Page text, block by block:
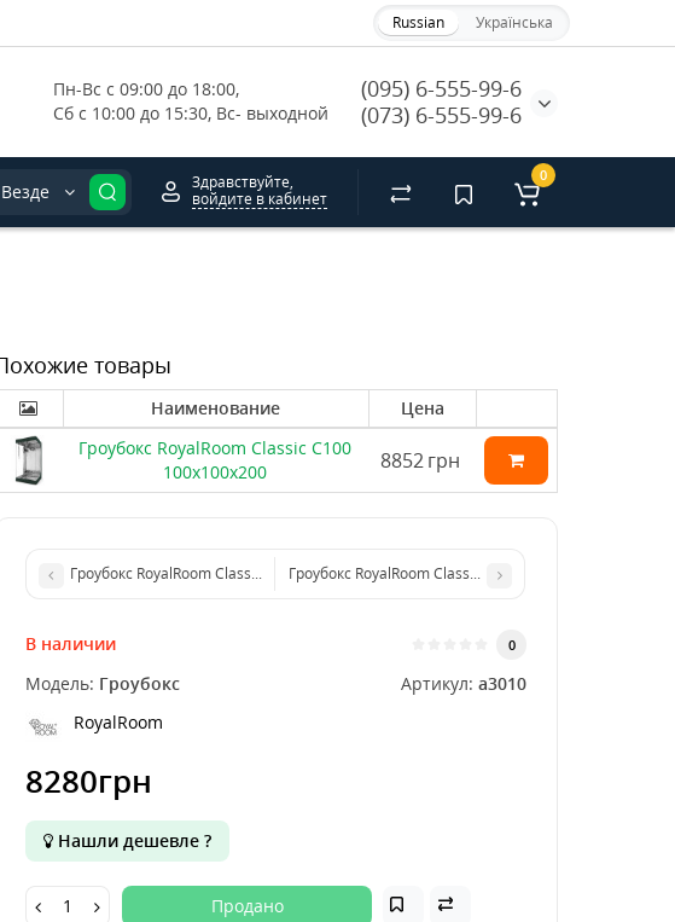
Russian Українська
Пн-Вс с 09:00 до 18:00,
Сб с 10:00 до 15:30, Вс- выходной
(095) 6-555-99-6
(073) 6-555-99-6
Везде
Здравствуйте,
войдите в кабинет
0
товары
Наименование
Цена
Гроубокс RoyalRoom Classic C100
100x100x200
8852 грн
Гроубокс RoyalRoom Classic C100 100x100x200Гроубокс RoyalRoom Classic C135 135x135x200
В наличии 0
Модель: Гроубокс Артикул: a3010
RoyalRoom
8280грн
Нашли дешевле ?
Продано